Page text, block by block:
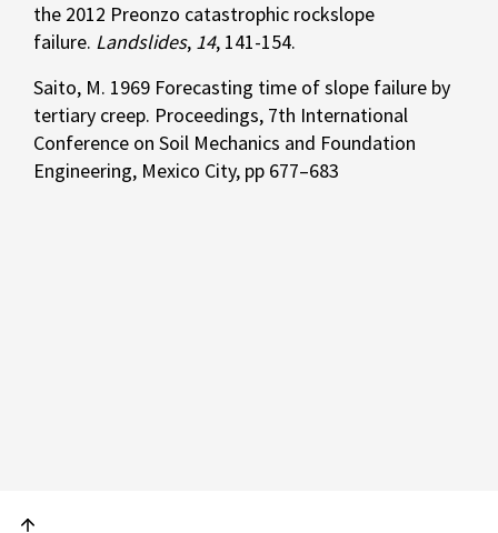
the 2012 Preonzo catastrophic rockslope
failure. Landslides, 14, 141-154.
Saito, M. 1969 Forecasting time of slope failure by
tertiary creep. Proceedings, 7th International
Conference on Soil Mechanics and Foundation
Engineering, Mexico City, pp 677–683